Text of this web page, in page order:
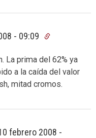
- 09:09
La prima del 62% ya
a la caída del valor
mitad cromos.
febrero 2008 -